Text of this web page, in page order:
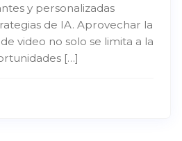
y personalizadas
de IA. Aprovechar la
video no solo se limita a la
[…]